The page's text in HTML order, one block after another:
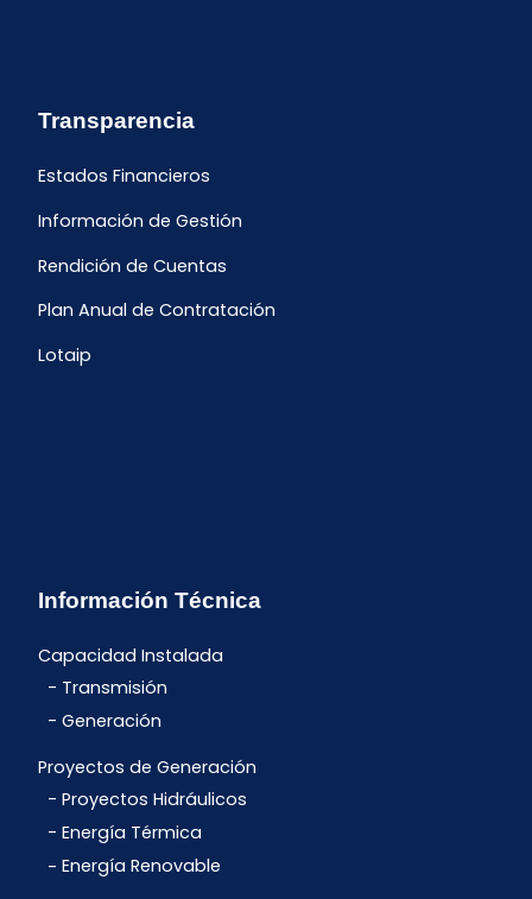
Transparencia
Estados Financieros
Información de Gestión
Rendición de Cuentas
Plan Anual de Contratación
Lotaip
Información Técnica
Capacidad Instalada
Transmisión
Generación
Proyectos de Generación
Proyectos Hidráulicos
Energía Térmica
Energía Renovable